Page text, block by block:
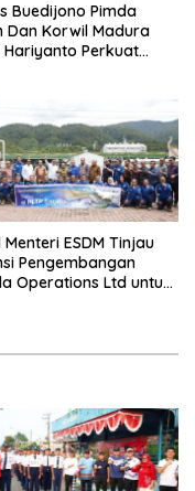
Buedijono Pimda
Dan Korwil Madura
Hariyanto Perkuat
Menteri ESDM Tinjau
Pengembangan
Operations Ltd untuk